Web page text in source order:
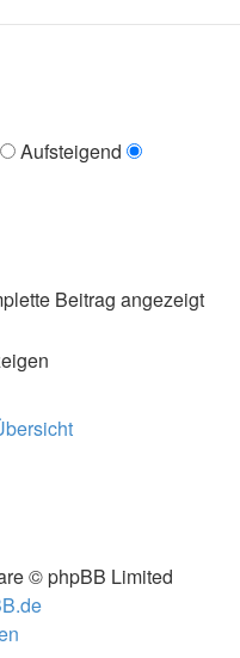
Aufsteigend
Beitrag angezeigt
© phpBB Limited